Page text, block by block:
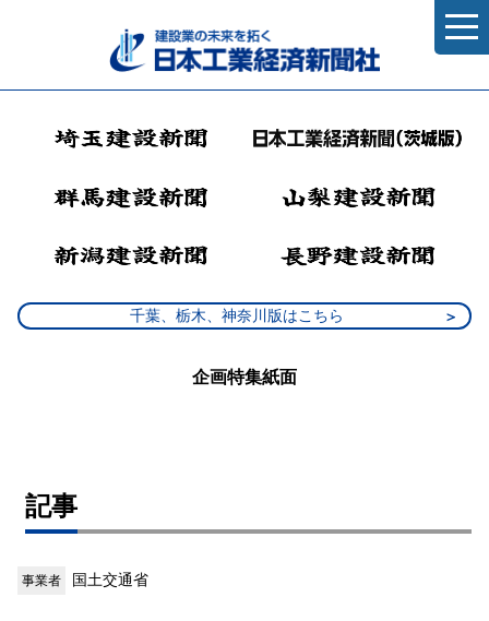
千葉、栃木、神奈川版はこちら
企画特集紙面
記事
事業者 国土交通省